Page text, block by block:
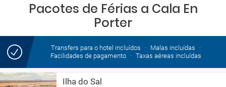
Pacotes de Férias a Cala En
Porter
Transfers para o hotel incluídos
Malas incluídas
Facilidades de pagamento
Taxas aéreas incluídas
Ilha do Sal